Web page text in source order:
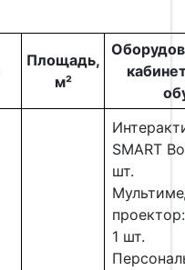
Площадь,
м²
SMART
шт.
1 шт.